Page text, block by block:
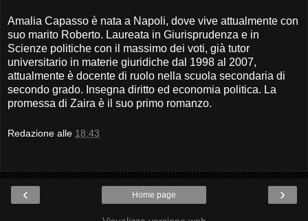
Amalia Capasso è nata a Napoli, dove vive attualmente con
suo marito Roberto. Laureata in Giurisprudenza e in
Scienze politiche con il massimo dei voti, già tutor
universitario in materie giuridiche dal 1998 al 2007,
attualmente è docente di ruolo nella scuola secondaria di
secondo grado. Insegna diritto ed economia politica. La
promessa di Zaira è il suo primo romanzo.
Redazione alle 18:43
‹ ›
Home page